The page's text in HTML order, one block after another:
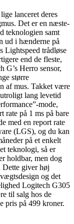
lanceret deres
Det er en næste-
teknologien samt
ud i hænderne på
Lightspeed trådløse
end de fleste,
G’s Herro sensor,
større
af mus. Takket være
lang levetid
mode,
rate på 1 ms på bare
med en report rate
(LGS), og du kan
på et enkelt
teknologi, så er
holdbar, men dog
Dette giver høj
og det
Logitech G305
til salg hos de
pris på 499 kroner.